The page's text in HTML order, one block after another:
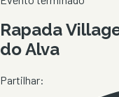
Rapada
do Alva
Partilhar: